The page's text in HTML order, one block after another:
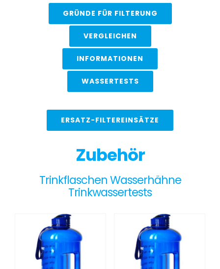
GRÜNDE FÜR FILTERUNG
VERGLEICHEN
INFORMATIONEN
WASSERTESTS
ERSATZ-FILTEREINSÄTZE
Zubehör
Trinkflaschen Wasserhähne
Trinkwassertests